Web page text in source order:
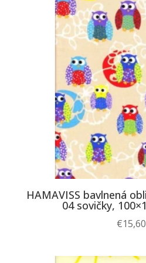
HAMAVISS bavlnená
04 sovičky,
€15,60